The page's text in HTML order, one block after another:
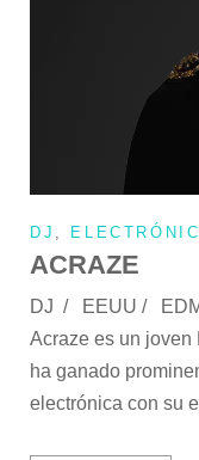
DJ ,
ACRAZE
DJ / EEUU /
Acraze es un joven
ha ganado
electrónica con su